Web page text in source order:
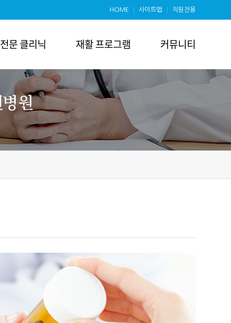
HOME 사이트맵 직원전용
전문 클리닉 재활 프로그램 커뮤니티
재활 프로그램
알코올중독 클리닉
낮병원(데이클로버)
병동 재활 프로그램
병원소식
온라인상담
갤러리
자원봉사